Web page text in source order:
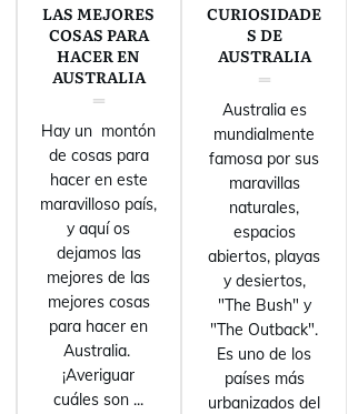
LAS MEJORES
COSAS PARA
HACER EN
AUSTRALIA
Hay un montón
de cosas para
hacer en este
maravilloso país,
y aquí os
dejamos las
mejores de las
mejores cosas
para hacer en
Australia.
¡Averiguar
cuáles son ...
CURIOSIDADE
S DE
AUSTRALIA
Australia es
mundialmente
famosa por sus
maravillas
naturales,
espacios
abiertos, playas
y desiertos,
"The Bush" y
"The Outback".
Es uno de los
países más
urbanizados del